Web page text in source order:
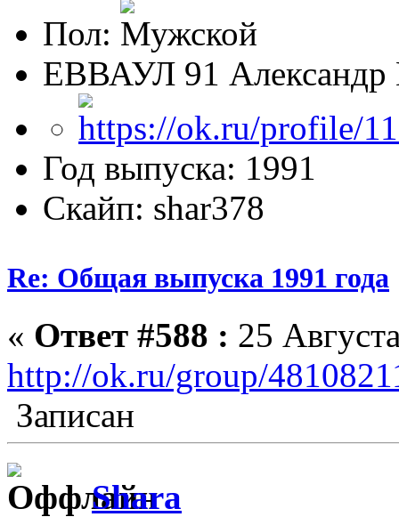
Пол:
ЕВВАУЛ 91 Александр
Год выпуска: 1991
Скайп: shar378
Re: Общая выпуска 1991 года
« Ответ #588 : 25
http://ok.ru/group/
Записан
Shara